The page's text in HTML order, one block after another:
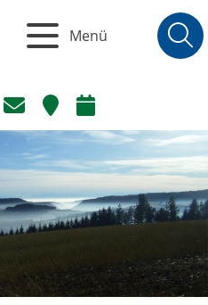
Menü